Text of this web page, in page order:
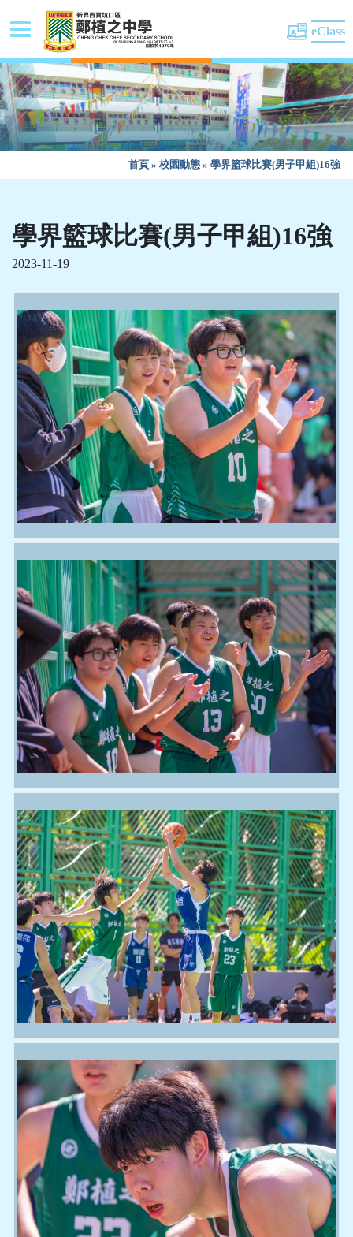
eClass
首頁 » 校園動態 » 學界籃球比賽(男子甲組)16強
學界籃球比賽(男子甲組)16強
2023-11-19